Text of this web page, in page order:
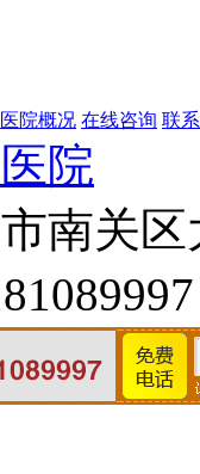
医院概况 在线咨询 联
院
南关